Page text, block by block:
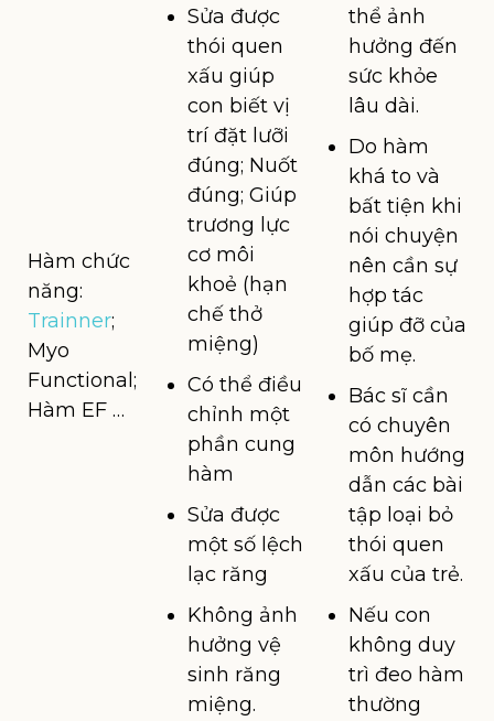
Hàm chức
năng:
Trainner;
Myo
Functional;
Hàm EF …
Sửa được
thói quen
xấu giúp
con biết vị
trí đặt lưỡi
đúng; Nuốt
đúng; Giúp
trương lực
cơ môi
khoẻ (hạn
chế thở
miệng)
Có thể điều
chỉnh một
phần cung
hàm
Sửa được
một số lệch
lạc răng
Không ảnh
hưởng vệ
sinh răng
miệng.
thể ảnh
hưởng đến
sức khỏe
lâu dài.
Do hàm
khá to và
bất tiện khi
nói chuyện
nên cần sự
hợp tác
giúp đỡ của
bố mẹ.
Bác sĩ cần
có chuyên
môn hướng
dẫn các bài
tập loại bỏ
thói quen
xấu của trẻ.
Nếu con
không duy
trì đeo hàm
thường